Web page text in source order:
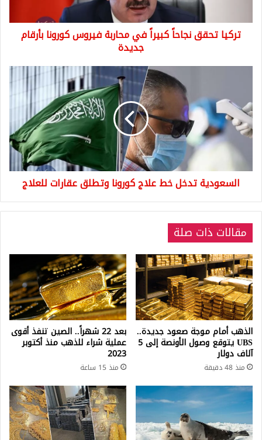
بأرقام
جديدةتركيا تحقق نجاحاً كبيراً في محاربة فيروس كورونا بأرقام
جديدة
علاج
كورونا
وتطلق
عقارات
للعلاج
السعودية تدخل خط علاج كورونا وتطلق عقارات للعلاج
مقالات ذات صلة
الذهب أمام موجة صعود جديدة..
UBS يتوقع وصول الأونصة إلى 5
آلاف دولار
منذ 48 دقيقة
بعد 22 شهراً.. الصين تنفذ أقوى
عملية شراء للذهب منذ أكتوبر
2023
منذ 15 ساعة